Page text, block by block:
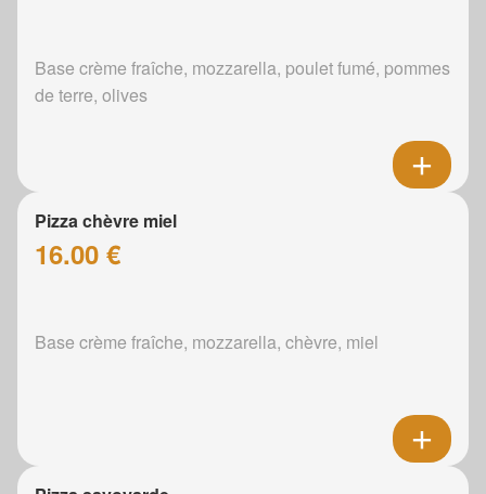
Base crème fraîche, mozzarella, poulet fumé, pommes
de terre, olives
Pizza chèvre miel
16.00 €
Base crème fraîche, mozzarella, chèvre, miel